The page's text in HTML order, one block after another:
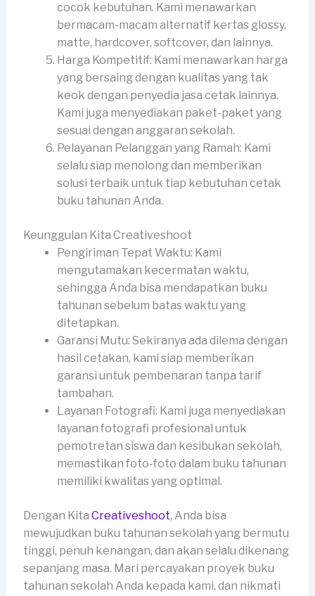
cocok kebutuhan. Kami menawarkan
bermacam-macam alternatif kertas glossy,
matte, hardcover, softcover, dan lainnya.
Harga Kompetitif: Kami menawarkan harga
yang bersaing dengan kualitas yang tak
keok dengan penyedia jasa cetak lainnya.
Kami juga menyediakan paket-paket yang
sesuai dengan anggaran sekolah.
Pelayanan Pelanggan yang Ramah: Kami
selalu siap menolong dan memberikan
solusi terbaik untuk tiap kebutuhan cetak
buku tahunan Anda.
Keunggulan Kita Creativeshoot
Pengiriman Tepat Waktu: Kami
mengutamakan kecermatan waktu,
sehingga Anda bisa mendapatkan buku
tahunan sebelum batas waktu yang
ditetapkan.
Garansi Mutu: Sekiranya ada dilema dengan
hasil cetakan, kami siap memberikan
garansi untuk pembenaran tanpa tarif
tambahan.
Layanan Fotografi: Kami juga menyediakan
layanan fotografi profesional untuk
pemotretan siswa dan kesibukan sekolah,
memastikan foto-foto dalam buku tahunan
memiliki kwalitas yang optimal.
Dengan Kita Creativeshoot, Anda bisa
mewujudkan buku tahunan sekolah yang bermutu
tinggi, penuh kenangan, dan akan selalu dikenang
sepanjang masa. Mari percayakan proyek buku
tahunan sekolah Anda kepada kami, dan nikmati